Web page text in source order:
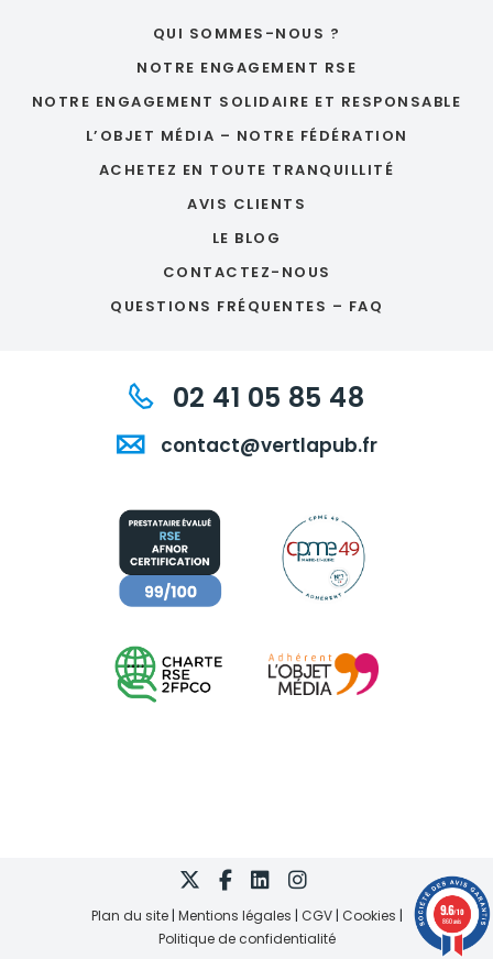
QUI SOMMES-NOUS ?
NOTRE ENGAGEMENT RSE
NOTRE ENGAGEMENT SOLIDAIRE ET RESPONSABLE
L’OBJET MÉDIA – NOTRE FÉDÉRATION
ACHETEZ EN TOUTE TRANQUILLITÉ
AVIS CLIENTS
LE BLOG
CONTACTEZ-NOUS
QUESTIONS FRÉQUENTES – FAQ
02 41 05 85 48
contact@vertlapub.fr
Plan du site Mentions légales CGV
Cookies
Politique de confidentialité
9.6/10
860 avis